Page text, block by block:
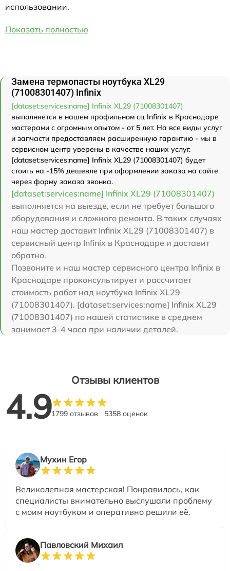
использовании.
Показать полностью
Замена термопасты ноутбука XL29
(71008301407) Infinix
[dataset:services:name] Infinix XL29 (71008301407)
выполняется в нашем профильном сц Infinix в Краснодаре
мастерами с огромным опытом - от 5 лет. На все виды услуг
и запчасти предоставляем расширенную гарантию - мы в
сервисном центр уверены в качестве наших услуг.
[dataset:services:name] Infinix XL29 (71008301407) будет
стоить на -15% дешевле при оформлении заказа на сайте
через форму заказа звонка.
[dataset:services:name] Infinix XL29 (71008301407)
выполняется на выезде, если не требует большого
оборудования и сложного ремонта. В таких случаях
наш мастер доставит Infinix XL29 (71008301407) в
сервисный центр Infinix в Краснодаре и доставит
обратно.
Позвоните и наш мастер сервисного центра Infinix в
Краснодаре проконсультирует и рассчитает
стоимость работ над ноутбука Infinix XL29
(71008301407). [dataset:services:name] Infinix XL29
(71008301407) по нашей статистике в среднем
занимает 3-4 часа при наличии деталей.
Отзывы клиентов
4.91799 отзывов 5358 оценок
Мухин Егор
Великолепная мастерская! Понравилось, как
специалисты внимательно выслушали проблему
с моим ноутбуком и оперативно решили её.
Павловский Михаил